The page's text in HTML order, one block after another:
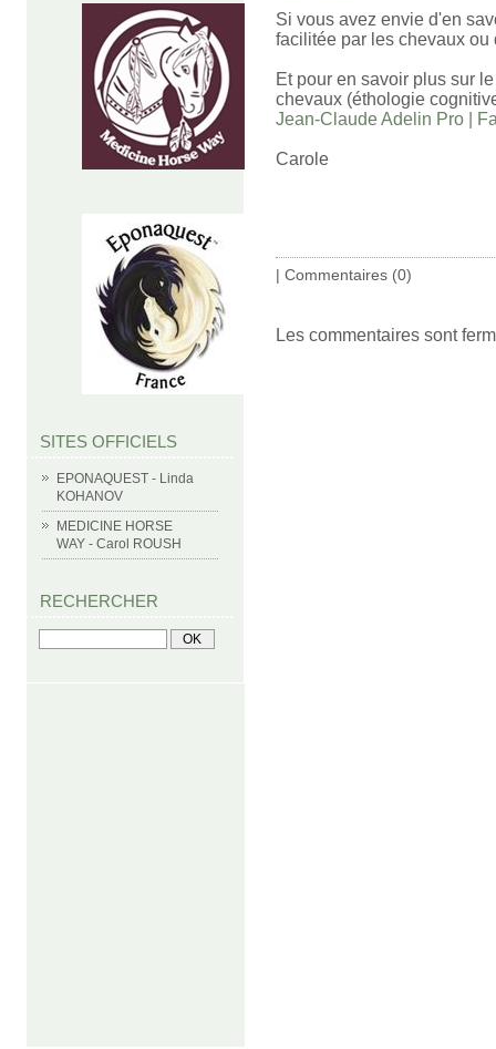
SITES OFFICIELS
EPONAQUEST - Linda
KOHANOV
MEDICINE HORSE
WAY - Carol ROUSH
RECHERCHER
Si vous avez envie d'en
facilitée par les chevaux ou
Et pour en savoir plus sur
chevaux (éthologie
Jean-Claude Adelin Pro |
Carole
| Commentaires (0)
Les commentaires sont